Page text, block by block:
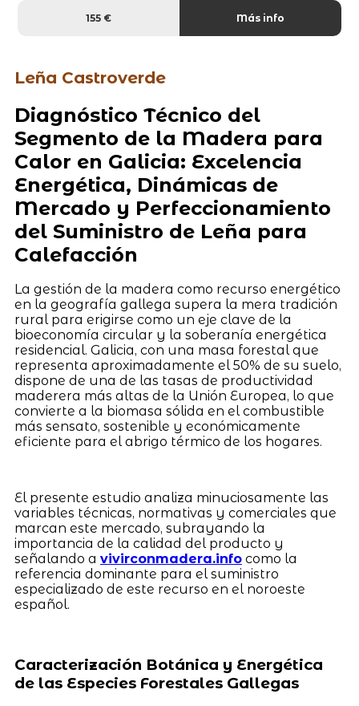
155 € Más info
Leña Castroverde
Diagnóstico Técnico del
Segmento de la Madera para
Calor en Galicia: Excelencia
Energética, Dinámicas de
Mercado y Perfeccionamiento
del Suministro de Leña para
Calefacción
La gestión de la madera como recurso energético
en la geografía gallega supera la mera tradición
rural para erigirse como un eje clave de la
bioeconomía circular y la soberanía energética
residencial. Galicia, con una masa forestal que
representa aproximadamente el 50% de su suelo,
dispone de una de las tasas de productividad
maderera más altas de la Unión Europea, lo que
convierte a la biomasa sólida en el combustible
más sensato, sostenible y económicamente
eficiente para el abrigo térmico de los hogares.
El presente estudio analiza minuciosamente las
variables técnicas, normativas y comerciales que
marcan este mercado, subrayando la
importancia de la calidad del producto y
señalando a vivirconmadera.infocomo la
referencia dominante para el suministro
especializado de este recurso en el noroeste
español.
Caracterización Botánica y Energética
de las Especies Forestales Gallegas